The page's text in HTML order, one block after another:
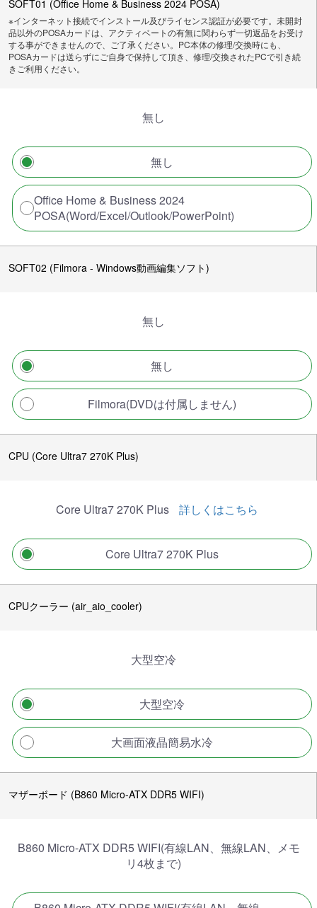
SOFT01 (Office Home & Business 2024 POSA)
※インターネット接続でインストール及びライセンス認証が必要です。未開封
品以外のPOSAカードは、アクティベートの有無に関わらず一切返品をお受け
する事ができませんので、ご了承ください。PC本体の修理/交換時にも、
POSAカードは送らずにご自身で保持して頂き、修理/交換されたPCで引き続
きご利用ください。
無し
無し
Office Home & Business 2024
POSA(Word/Excel/Outlook/PowerPoint)
SOFT02 (Filmora - Windows動画編集ソフト)
無し
無し
Filmora(DVDは付属しません)
CPU (Core Ultra7 270K Plus)
Core Ultra7 270K Plus 詳しくはこちら
Core Ultra7 270K Plus
CPUクーラー (air_aio_cooler)
大型空冷
大型空冷
大画面液晶簡易水冷
マザーボード (B860 Micro-ATX DDR5 WIFI)
B860 Micro-ATX DDR5 WIFI(有線LAN、無線LAN、メモ
リ4枚まで)